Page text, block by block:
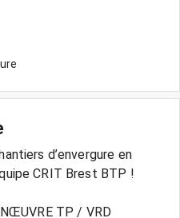
d’envergure en
CRIT Brest BTP !
TP / VRD